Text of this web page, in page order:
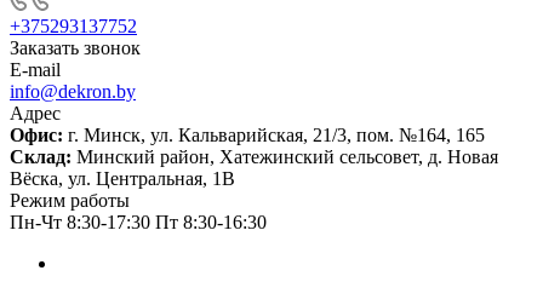
+375293137752
Заказать звонок
E-mail
info@dekron.by
Адрес
Офис: г. Минск, ул. Кальварийская, 21/3, пом. №164, 165
Склад: Минский район, Хатежинский сельсовет, д. Новая
Вёска, ул. Центральная, 1В
Режим работы
Пн-Чт 8:30-17:30 Пт 8:30-16:30